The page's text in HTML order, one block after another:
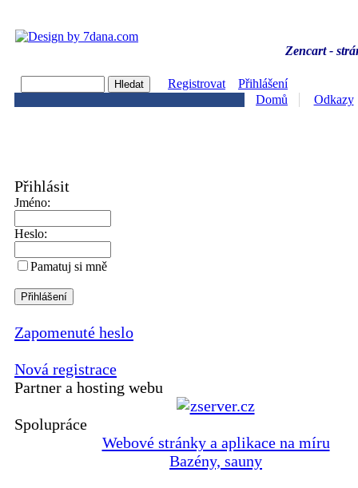
Zencart -
Registrovat
Přihlášení
Domů
Odkazy
Přihlásit
Jméno:
Heslo:
Pamatuj si mně
Zapomenuté heslo
Nová registrace
Partner a hosting webu
Spolupráce
Webové stránky a aplikace na míru
Bazény, sauny